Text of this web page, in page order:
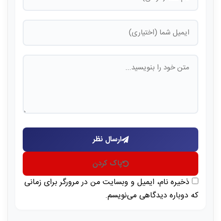
ارسال نظر
پاک کردن
ذخیره نام، ایمیل و وبسایت من در مرورگر برای زمانی
که دوباره دیدگاهی می‌نویسم.